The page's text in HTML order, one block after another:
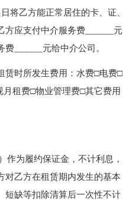
乙方能正常居住的卡、证、
方应支付中介服务费______元
______元给中介公司。
时所发生费用：水费□电费□
租费□物业管理费□其它费用
为履约保证金，不计利息，
对乙方在租赁期内发生的基本
短缺等扣除清算后一次性不计